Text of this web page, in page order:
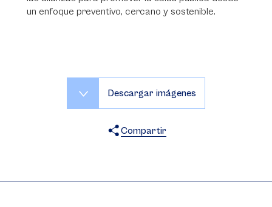
un enfoque preventivo, cercano y sostenible.
Descargar imágenes
Compartir